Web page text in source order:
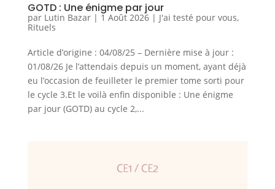
GOTD : Une énigme par jour
par Lutin Bazar| 1 Août 2026| J'ai testé pour vous,
Rituels
Article d’origine : 04/08/25 – Dernière mise à jour :
01/08/26 Je l’attendais depuis un moment, ayant déjà
eu l’occasion de feuilleter le premier tome sorti pour
le cycle 3.Et le voilà enfin disponible : Une énigme
par jour (GOTD) au cycle 2,...